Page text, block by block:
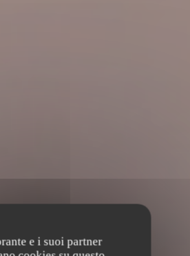
e i suoi partner